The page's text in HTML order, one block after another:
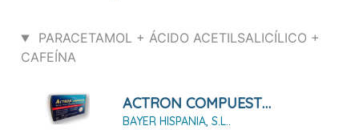
PARACETAMOL + ÁCIDO ACETILSALICÍLICO +
CAFEÍNA
ACTRON COMPUESTO 20 COMPRIMIDOS EFERVESCENTES
BAYER HISPANIA, S.L..